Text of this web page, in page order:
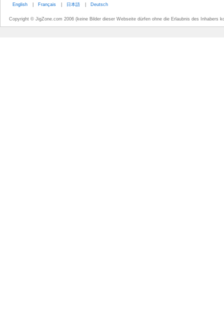
English | Français | 日本語 | Deutsch
Copyright © JigZone.com 2006 (keine Bilder dieser Webseite dürfen ohne die Erlaubnis des Inhabers